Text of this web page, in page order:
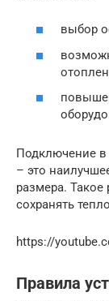
выбор
Подключение в
– это
размера.
сохранять
https://
Правила